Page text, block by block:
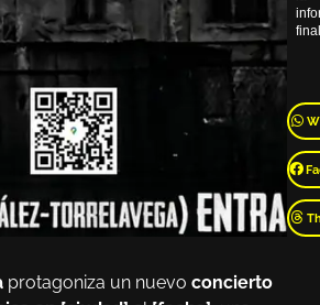
protagoniza un nuevo concierto